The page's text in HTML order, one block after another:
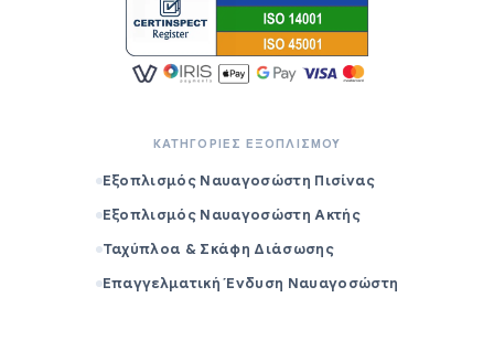
ΚΑΤΗΓΟΡΙΕΣ ΕΞΟΠΛΙΣΜΟΥ
Εξοπλισμός Ναυαγοσώστη Πισίνας
Εξοπλισμός Ναυαγοσώστη Ακτής
Ταχύπλοα & Σκάφη Διάσωσης
Επαγγελματική Ένδυση Ναυαγοσώστη